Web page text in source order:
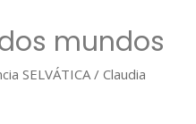
mundos
SELVÁTICA /Claudia